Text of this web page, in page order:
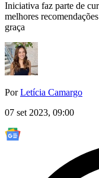
Iniciativa faz parte de
melhores
graça
PorLetícia Camargo
07 set 2023, 09:00